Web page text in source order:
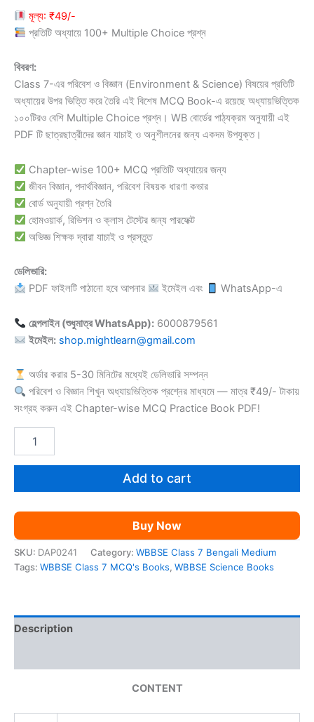
₹149.00.
মূল্য: ₹49/-
প্রতিটি অধ্যায়ে 100+ Multiple Choice প্রশ্ন
বিবরণ:
Class 7-এর পরিবেশ ও বিজ্ঞান (Environment & Science) বিষয়ের প্রতিটি
অধ্যায়ের উপর ভিত্তি করে তৈরি এই বিশেষ MCQ Book-এ রয়েছে অধ্যায়ভিত্তিক
১০০টিরও বেশি Multiple Choice প্রশ্ন। WB বোর্ডের পাঠ্যক্রম অনুযায়ী এই
PDF টি ছাত্রছাত্রীদের জ্ঞান যাচাই ও অনুশীলনের জন্য একদম উপযুক্ত।
Chapter-wise 100+ MCQ প্রতিটি অধ্যায়ের জন্য
জীবন বিজ্ঞান, পদার্থবিজ্ঞান, পরিবেশ বিষয়ক ধারণা কভার
বোর্ড অনুযায়ী প্রশ্ন তৈরি
হোমওয়ার্ক, রিভিশন ও ক্লাস টেস্টের জন্য পারফেক্ট
অভিজ্ঞ শিক্ষক দ্বারা যাচাই ও প্রস্তুত
ডেলিভারি:
PDF ফাইলটি পাঠানো হবে আপনার
ইমেইল এবং WhatsApp-এ
হেল্পলাইন (শুধুমাত্র WhatsApp):6000879561
ইমেইল: shop.mightlearn@gmail.com
অর্ডার করার 5-30 মিনিটের মধ্যেই ডেলিভারি সম্পন্ন
পরিবেশ ও বিজ্ঞান শিখুন অধ্যায়ভিত্তিক প্রশ্নের মাধ্যমে — মাত্র ₹49/- টাকায়
সংগ্রহ করুন এই Chapter-wise MCQ Practice Book PDF!
Class
MCQ's
BM
Add to cart
Buy Now
SKU: DAP0241 Category: WBBSE Class 7 Bengali Medium
Tags: WBBSE Class 7 MCQ's Books, WBBSE Science Books
Description
CONTENT